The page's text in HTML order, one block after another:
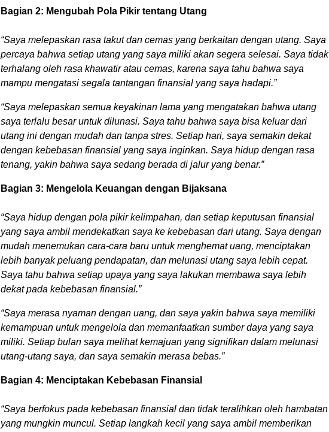
Bagian 2: Mengubah Pola Pikir tentang Utang
“Saya melepaskan rasa takut dan cemas yang berkaitan dengan utang. Saya
percaya bahwa setiap utang yang saya miliki akan segera selesai. Saya tidak
terhalang oleh rasa khawatir atau cemas, karena saya tahu bahwa saya
mampu mengatasi segala tantangan finansial yang saya hadapi.”
“Saya melepaskan semua keyakinan lama yang mengatakan bahwa utang
saya terlalu besar untuk dilunasi. Saya tahu bahwa saya bisa keluar dari
utang ini dengan mudah dan tanpa stres. Setiap hari, saya semakin dekat
dengan kebebasan finansial yang saya inginkan. Saya hidup dengan rasa
tenang, yakin bahwa saya sedang berada di jalur yang benar.”
Bagian 3: Mengelola Keuangan dengan Bijaksana
“Saya hidup dengan pola pikir kelimpahan, dan setiap keputusan finansial
yang saya ambil mendekatkan saya ke kebebasan dari utang. Saya dengan
mudah menemukan cara-cara baru untuk menghemat uang, menciptakan
lebih banyak peluang pendapatan, dan melunasi utang saya lebih cepat.
Saya tahu bahwa setiap upaya yang saya lakukan membawa saya lebih
dekat pada kebebasan finansial.”
“Saya merasa nyaman dengan uang, dan saya yakin bahwa saya memiliki
kemampuan untuk mengelola dan memanfaatkan sumber daya yang saya
miliki. Setiap bulan saya melihat kemajuan yang signifikan dalam melunasi
utang-utang saya, dan saya semakin merasa bebas.”
Bagian 4: Menciptakan Kebebasan Finansial
“Saya berfokus pada kebebasan finansial dan tidak teralihkan oleh hambatan
yang mungkin muncul. Setiap langkah kecil yang saya ambil memberikan